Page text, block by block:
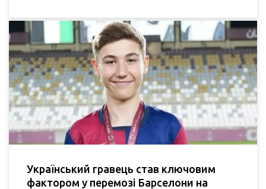
Український гравець став ключовим
фактором у перемозі Барселони на